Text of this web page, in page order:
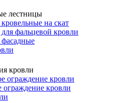
лестницы
на скат
фальцевой кровли
кровли
ограждение кровли
ограждение кровли